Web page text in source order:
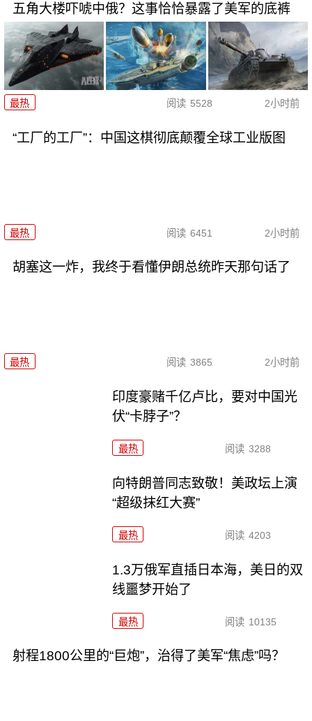
五角大楼吓唬中俄？这事恰恰暴露了美军的底裤
最热 阅读 5528 2小时前
“工厂的工厂”：中国这棋彻底颠覆全球工业版图
最热 阅读 6451 2小时前
胡塞这一炸，我终于看懂伊朗总统昨天那句话了
最热 阅读 3865 2小时前
印度豪赌千亿卢比，要对中国光
伏“卡脖子”？
最热 阅读 3288
向特朗普同志致敬！美政坛上演
“超级抹红大赛”
最热 阅读 4203
1.3万俄军直插日本海，美日的双
线噩梦开始了
最热 阅读 10135
射程1800公里的“巨炮”，治得了美军“焦虑”吗？